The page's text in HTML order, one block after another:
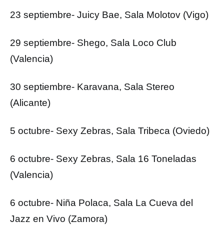
23 septiembre- Juicy Bae, Sala Molotov (Vigo)
29 septiembre- Shego, Sala Loco Club
(Valencia)
30 septiembre- Karavana, Sala Stereo
(Alicante)
5 octubre- Sexy Zebras, Sala Tribeca (Oviedo)
6 octubre- Sexy Zebras, Sala 16 Toneladas
(Valencia)
6 octubre- Niña Polaca, Sala La Cueva del
Jazz en Vivo (Zamora)